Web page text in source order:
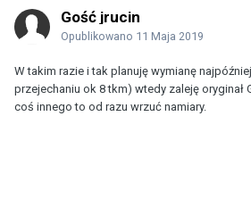
Gość jrucin
Opublikowano 11 Maja 2019
W takim razie i tak planuję wymianę
przejechaniu ok 8 tkm) wtedy zaleję oryginał
coś innego to od razu wrzuć namiary.